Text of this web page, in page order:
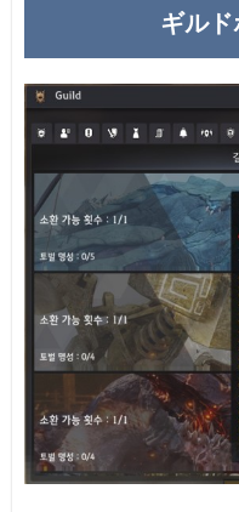
ギル